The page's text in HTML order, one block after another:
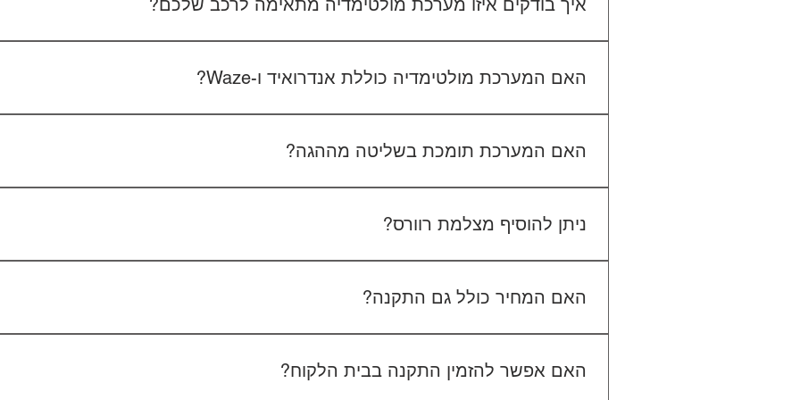
איך בודקים איזו מערכת מולטימדיה מתאימה לרכב שלכם?
האם המערכת מולטימדיה כוללת אנדרואיד ו-Waze?
האם המערכת תומכת בשליטה מההגה?
ניתן להוסיף מצלמת רוורס?
האם המחיר כולל גם התקנה?
האם אפשר להזמין התקנה בבית הלקוח?